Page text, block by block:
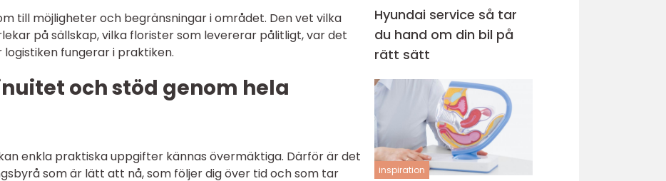
till möjligheter och begränsningar i området. Den vet vilka
på sällskap, vilka florister som levererar pålitligt, var det
fungerar i praktiken.
och stöd genom hela
enkla praktiska uppgifter kännas övermäktiga. Därför är det
som är lätt att nå, som följer dig över tid och som tar
Hyundai service så tar
du hand om din bil på
rätt sätt
inspiration